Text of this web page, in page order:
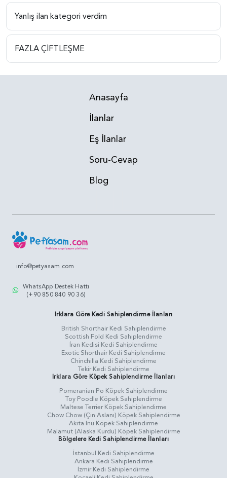
Yanlış ilan kategori verdim
FAZLA ÇİFTLEŞME
Anasayfa
İlanlar
Eş İlanlar
Soru-Cevap
Blog
info@petyasam.com
WhatsApp Destek Hattı
(+90 850 840 90 36)
Irklara Göre Kedi Sahiplendirme İlanları
British Shorthair Kedi Sahiplendirme
Scottish Fold Kedi Sahiplendirme
İran Kedisi Kedi Sahiplendirme
Exotic Shorthair Kedi Sahiplendirme
Chinchilla Kedi Sahiplendirme
Tekir Kedi Sahiplendirme
Irklara Göre Köpek Sahiplendirme İlanları
Pomeranian Po Köpek Sahiplendirme
Toy Poodle Köpek Sahiplendirme
Maltese Terrier Köpek Sahiplendirme
Chow Chow (Çin Aslanı) Köpek Sahiplendirme
Akita Inu Köpek Sahiplendirme
Malamut (Alaska Kurdu) Köpek Sahiplendirme
Bölgelere Kedi Sahiplendirme İlanları
İstanbul Kedi Sahiplendirme
Ankara Kedi Sahiplendirme
İzmir Kedi Sahiplendirme